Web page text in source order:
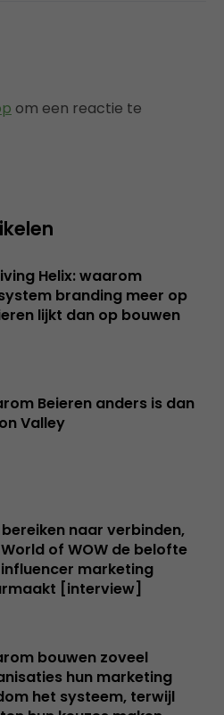
om een reactie te
Helix: waarom
branding meer op
lijkt dan op bouwen
Beieren anders is dan
Valley
naar verbinden,
of WOW de belofte
marketing
[interview]
bouwen zoveel
hun marketing
het systeem, terwijl